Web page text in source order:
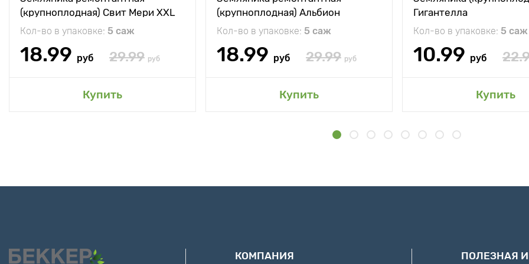
(крупноплодная) Свит Мери XXL
Кол-во в упаковке: 5 саж
18.99 руб 29.99 руб
Купить
(крупноплодная) Альбион
Кол-во в упаковке: 5 саж
18.99 руб 29.99 руб
Купить
Гигантелла
Кол-во в упаковке: 5 саж
10.99 руб
Купить
КОМПАНИЯ ПОЛЕЗНАЯ